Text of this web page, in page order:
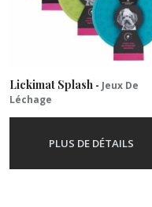
Lickimat Splash - Jeux De
Léchage
PLUS DE DÉTAILS